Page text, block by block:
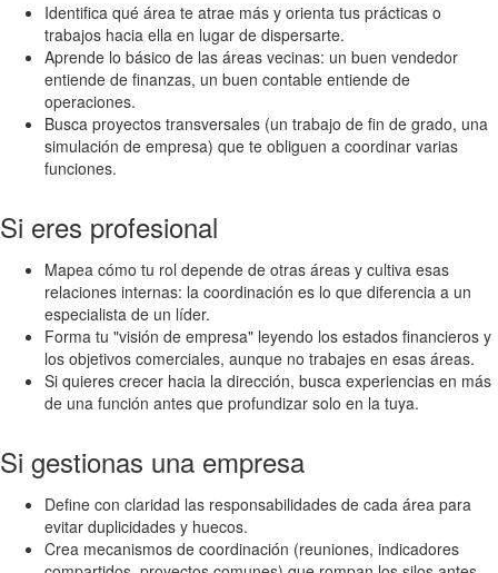
Identifica qué área te atrae más y orienta tus prácticas o
trabajos hacia ella en lugar de dispersarte.
Aprende lo básico de las áreas vecinas: un buen vendedor
entiende de finanzas, un buen contable entiende de
operaciones.
Busca proyectos transversales (un trabajo de fin de grado, una
simulación de empresa) que te obliguen a coordinar varias
funciones.
Si eres profesional
Mapea cómo tu rol depende de otras áreas y cultiva esas
relaciones internas: la coordinación es lo que diferencia a un
especialista de un líder.
Forma tu "visión de empresa" leyendo los estados financieros y
los objetivos comerciales, aunque no trabajes en esas áreas.
Si quieres crecer hacia la dirección, busca experiencias en más
de una función antes que profundizar solo en la tuya.
Si gestionas una empresa
Define con claridad las responsabilidades de cada área para
evitar duplicidades y huecos.
Crea mecanismos de coordinación (reuniones, indicadores